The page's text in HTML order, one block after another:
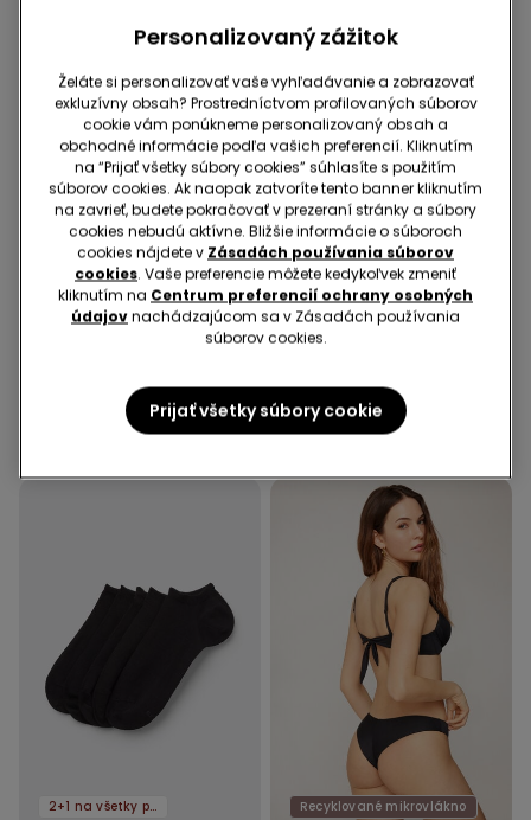
-50%
3 produkty | -70%
Elastického Plátna
9,99 € -50%
Recyklované mikrovlákno
-50% na 2. podprsenku
3 Farba v zľave
Podprsenka z
Recyklovaného
Mikrovlákna Full Coverage
19,99 €
2+1 na všetky ponožky Recyklované mikrovlákno
Personalizovaný zážitok
Želáte si personalizovať vaše vyhľadávanie a zobrazovať
exkluzívny obsah? Prostredníctvom profilovaných súborov
cookie vám ponúkneme personalizovaný obsah a
obchodné informácie podľa vašich preferencií. Kliknutím
na “Prijať všetky súbory cookies” súhlasíte s použitím
súborov cookies. Ak naopak zatvoríte tento banner kliknutím
na zavrieť, budete pokračovať v prezeraní stránky a súbory
cookies nebudú aktívne. Bližšie informácie o súboroch
cookies nájdete v Zásadách používania súborov
cookies. Vaše preferencie môžete kedykoľvek zmeniť
kliknutím na Centrum preferencií ochrany osobných
údajovnachádzajúcom sa v Zásadách používania
súborov cookies.
Prijať všetky súbory cookie